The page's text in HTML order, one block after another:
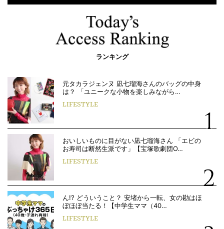
ランキング
元タカラジェンヌ 凪七瑠海さんのバッグの中身
は？ 「ユニークな小物を楽しみながら…
LIFESTYLE
おいしいものに目がない凪七瑠海さん 「エビの
お寿司は断然生派です」【宝塚歌劇団O…
LIFESTYLE
ん!? どういうこと？ 安堵から一転、女の勘はほ
ぼほぼ当たる！【中学生ママ（40…
LIFESTYLE